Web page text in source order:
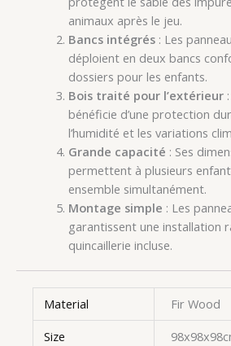
animaux après le jeu.
Bancs intégrés: Les
déploient en deux bancs
dossiers pour les enfants.
Bois traité pour l’extérieur:
bénéficie d’une protection
l’humidité et les variations
Grande capacité : Ses
permettent à plusieurs
ensemble simultanément.
Montage simple : Les
garantissent une installation
quincaillerie incluse.
Material
Fir Wood
Size